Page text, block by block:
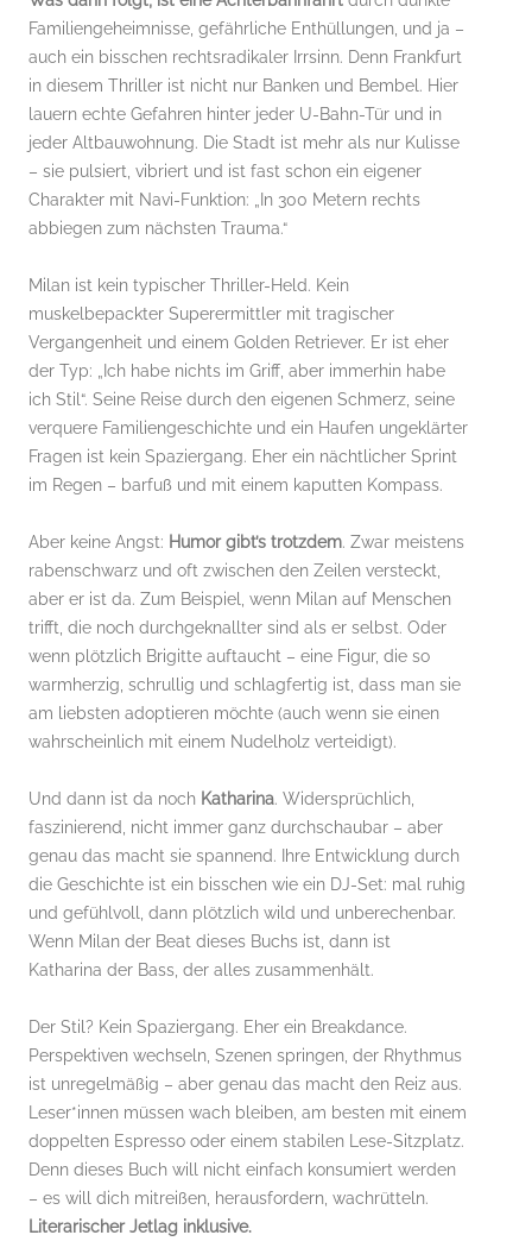
Familiengeheimnisse, gefährliche Enthüllungen, und ja –
auch ein bisschen rechtsradikaler Irrsinn. Denn Frankfurt
in diesem Thriller ist nicht nur Banken und Bembel. Hier
lauern echte Gefahren hinter jeder U-Bahn-Tür und in
jeder Altbauwohnung. Die Stadt ist mehr als nur Kulisse
– sie pulsiert, vibriert und ist fast schon ein eigener
Charakter mit Navi-Funktion: „In 300 Metern rechts
abbiegen zum nächsten Trauma.“
Milan ist kein typischer Thriller-Held. Kein
muskelbepackter Superermittler mit tragischer
Vergangenheit und einem Golden Retriever. Er ist eher
der Typ: „Ich habe nichts im Griff, aber immerhin habe
ich Stil“. Seine Reise durch den eigenen Schmerz, seine
verquere Familiengeschichte und ein Haufen ungeklärter
Fragen ist kein Spaziergang. Eher ein nächtlicher Sprint
im Regen – barfuß und mit einem kaputten Kompass.
Aber keine Angst: Humor gibt’s trotzdem. Zwar meistens
rabenschwarz und oft zwischen den Zeilen versteckt,
aber er ist da. Zum Beispiel, wenn Milan auf Menschen
trifft, die noch durchgeknallter sind als er selbst. Oder
wenn plötzlich Brigitte auftaucht – eine Figur, die so
warmherzig, schrullig und schlagfertig ist, dass man sie
am liebsten adoptieren möchte (auch wenn sie einen
wahrscheinlich mit einem Nudelholz verteidigt).
Und dann ist da noch Katharina. Widersprüchlich,
faszinierend, nicht immer ganz durchschaubar – aber
genau das macht sie spannend. Ihre Entwicklung durch
die Geschichte ist ein bisschen wie ein DJ-Set: mal ruhig
und gefühlvoll, dann plötzlich wild und unberechenbar.
Wenn Milan der Beat dieses Buchs ist, dann ist
Katharina der Bass, der alles zusammenhält.
Der Stil? Kein Spaziergang. Eher ein Breakdance.
Perspektiven wechseln, Szenen springen, der Rhythmus
ist unregelmäßig – aber genau das macht den Reiz aus.
Leser*innen müssen wach bleiben, am besten mit einem
doppelten Espresso oder einem stabilen Lese-Sitzplatz.
Denn dieses Buch will nicht einfach konsumiert werden
– es will dich mitreißen, herausfordern, wachrütteln.
Literarischer Jetlag inklusive.